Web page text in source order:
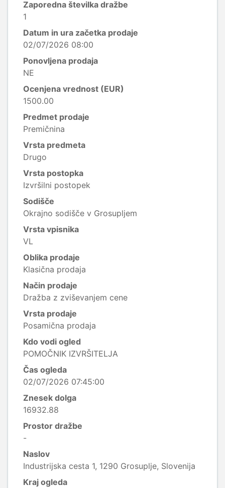
Zaporedna številka dražbe
1
Datum in ura začetka prodaje
02/07/2026 08:00
Ponovljena prodaja
NE
Ocenjena vrednost (EUR)
1500.00
Predmet prodaje
Premičnina
Vrsta predmeta
Drugo
Vrsta postopka
Izvršilni postopek
Sodišče
Okrajno sodišče v Grosupljem
Vrsta vpisnika
VL
Oblika prodaje
Klasična prodaja
Način prodaje
Dražba z zviševanjem cene
Vrsta prodaje
Posamična prodaja
Kdo vodi ogled
POMOČNIK IZVRŠITELJA
Čas ogleda
02/07/2026 07:45:00
Znesek dolga
16932.88
Prostor dražbe
-
Naslov
Industrijska cesta 1, 1290 Grosuplje, Slovenija
Kraj ogleda